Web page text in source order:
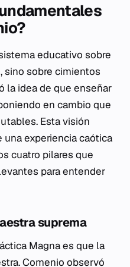
educativo sobre
sino sobre cimientos
la idea de que enseñar
en cambio que
Esta visión
experiencia caótica
cuatro pilares que
para entender
suprema
Magnaes que la
Comenio observó